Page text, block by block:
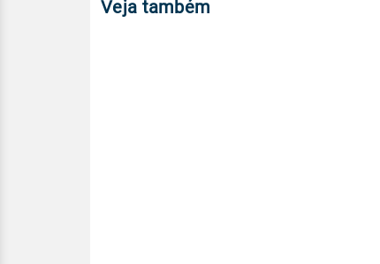
Veja também